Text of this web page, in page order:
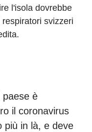
l'isola dovrebbe
svizzeri
paese è
il coronavirus
più in là, e deve